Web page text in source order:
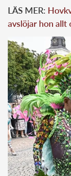
LÄS MER:
avslöjar hon allt